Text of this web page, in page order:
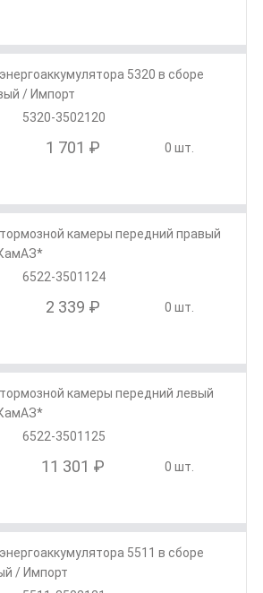
5320 в сборе
/ Импорт
5320-3502120
1 701 ₽ 0 шт.
камеры передний правый
6522-3501124
2 339 ₽ 0 шт.
камеры передний левый
6522-3501125
11 301 ₽ 0 шт.
5511 в сборе
/ Импорт